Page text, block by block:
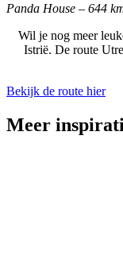
Panda House – 644
Wil je nog meer
Istrië. De route
Bekijk de route hier
Meer